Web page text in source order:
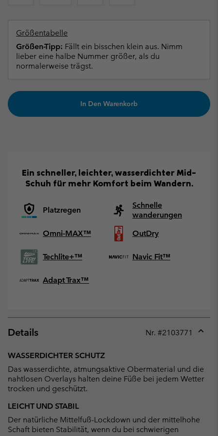
Größentabelle
Größen-Tipp: Fällt ein bisschen klein aus. Nimm
lieber eine halbe Nummer größer, als du
normalerweise trägst.
In Den Warenkorb
Ein schneller, leichter, wasserdichter Mid-
Schuh für mehr Komfort beim Wandern.
Platzregen
Schnelle
wanderungen
Omni-MAX™
OutDry
Techlite+™ Navic Fit™
Adapt Trax™
Details Nr. #2103771
WASSERDICHTER SCHUTZ
Das wasserdichte, atmungsaktive Obermaterial und die
nahtlosen Overlays halten deine Füße bei jedem Wetter
trocken und geschützt.
LEICHT UND STABIL
Der natürliche Mittelfuß-Lockdown und der mittelhohe
Schaft bieten Stabilität, wenn du bei schwierigen